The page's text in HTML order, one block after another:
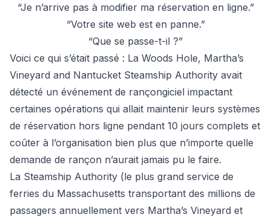
“Je n’arrive pas à modifier ma réservation en ligne.”
“Votre site web est en panne.”
“Que se passe-t-il ?”
Voici ce qui s’était passé : La Woods Hole, Martha’s
Vineyard and Nantucket Steamship Authority avait
détecté un événement de rançongiciel impactant
certaines opérations qui allait maintenir leurs systèmes
de réservation hors ligne pendant 10 jours complets et
coûter à l’organisation bien plus que n’importe quelle
demande de rançon n’aurait jamais pu le faire.
La Steamship Authority (le plus grand service de
ferries du Massachusetts transportant des millions de
passagers annuellement vers Martha’s Vineyard et